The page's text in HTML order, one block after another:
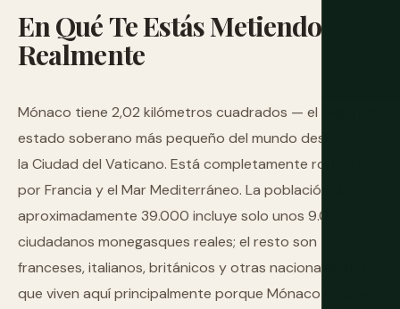
EnQuéTeEstásMetiendo
Realmente
Mónaco tiene 2,02 kilómetros cuadrados — el segundo
estado soberano más pequeño del mundo después de
la Ciudad del Vaticano. Está completamente rodeado
por Francia y el Mar Mediterráneo. La población de
aproximadamente 39.000 incluye solo unos 9.000
ciudadanos monegasques reales; el resto son
franceses, italianos, británicos y otras nacionalidades
que viven aquí principalmente porque Mónaco no grava